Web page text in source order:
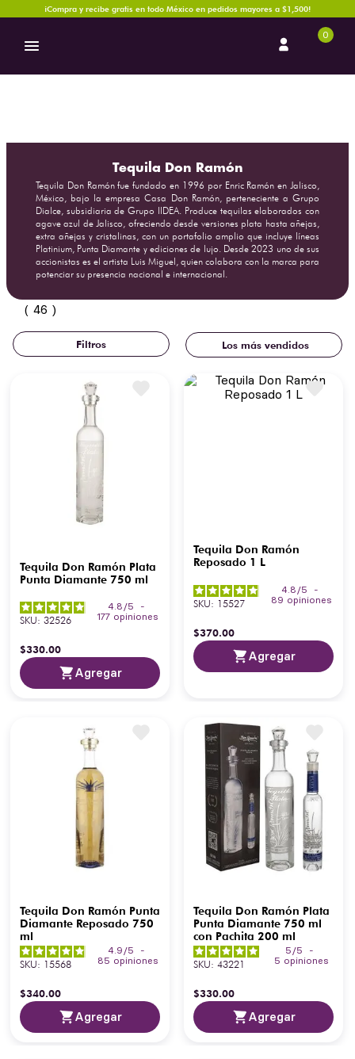
¡Compra y recibe gratis en todo México en pedidos mayores a $1,500!
0
Tequila Don Ramón
Tequila Don Ramón fue fundado en 1996 por Enric Ramón en Jalisco,
México, bajo la empresa Casa Don Ramón, perteneciente a Grupo
Dialce, subsidiaria de Grupo IIDEA. Produce tequilas elaborados con
agave azul de Jalisco, ofreciendo desde versiones plata hasta añejas,
extra añejas y cristalinas, con un portafolio amplio que incluye líneas
Platinium, Punta Diamante y ediciones de lujo. Desde 2023 uno de sus
accionistas es el artista Luis Miguel, quien colabora con la marca para
potenciar su presencia nacional e internacional.
46
Los más vendidos
Tequila Don Ramón Plata
Punta Diamante 750 ml
4.8/5
-
177 opiniones
SKU: 32526
$330.00
Agregar
Tequila Don Ramón
Reposado 1 L
4.8 /5
-
89 opiniones
SKU: 15527
$370.00
Agregar
Tequila Don Ramón Punta
Diamante Reposado 750
ml
4.9/5
-
85 opiniones
SKU: 15568
$340.00
Agregar
Tequila Don Ramón Plata
Punta Diamante 750 ml
con Pachita 200 ml
5/5
-
5 opiniones
SKU: 43221
$330.00
Agregar